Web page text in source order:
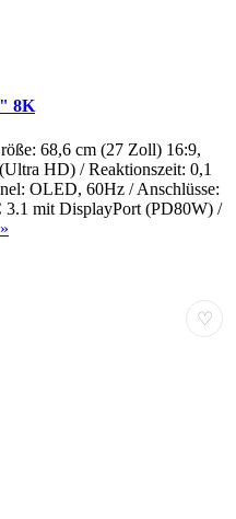
8K
68,6 cm (27 Zoll) 16:9,
HD) / Reaktionszeit: 0,1
OLED, 60Hz / Anschlüsse:
mit DisplayPort (PD80W) /
♡